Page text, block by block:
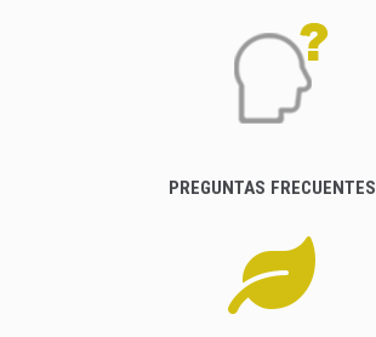
PREGUNTAS FRECUENTES